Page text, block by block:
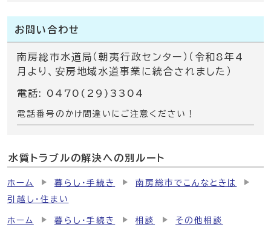
お問い合わせ
南房総市水道局（朝夷行政センター）（令和8年4
月より、安房地域水道事業に統合されました）
電話: 0470(29)3304
電話番号のかけ間違いにご注意ください！
水質トラブルの解決への別ルート
ホーム 暮らし・手続き
南房総市でこんなときは
引越し・住まい
ホーム 暮らし・手続き 相談 その他相談